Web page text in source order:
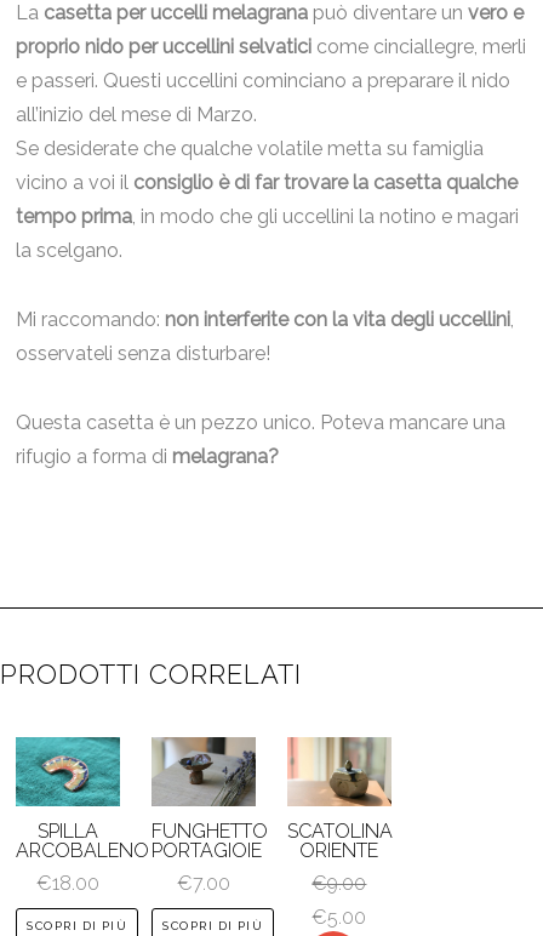
La casetta per uccelli melagrana può diventare unvero e
proprio nido per uccellini selvatici come cinciallegre, merli
e passeri. Questi uccellini cominciano a preparare il nido
all’inizio del mese di Marzo.
Se desiderate che qualche volatile metta su famiglia
vicino a voi il consiglio è di far trovare la casetta qualche
tempo prima, in modo che gli uccellini la notino e magari
la scelgano.
Mi raccomando: non interferite con la vita degli uccellini,
osservateli senza disturbare!
Questa casetta è un pezzo unico. Poteva mancare una
rifugio a forma di melagrana?
PRODOTTI CORRELATI
SPILLA
ARCOBALENO
€18.00
SCOPRI DI PIÙ
FUNGHETTO
PORTAGIOIE
€7.00
SCOPRI DI PIÙ
SCATOLINA
ORIENTE
€9.00
Il
€5.00